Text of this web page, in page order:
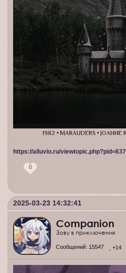
1982 • MARAUDERS • JOANNE
https://alluvio.ru/
0
2025-03-23 14:32:41
Companion
Зову в приключения
Сообщений: 15547 +14